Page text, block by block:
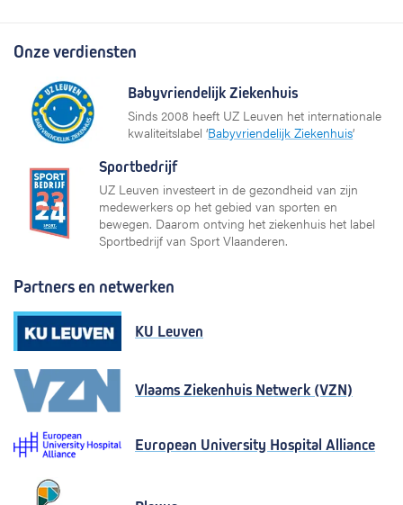
Onze verdiensten
Babyvriendelijk Ziekenhuis
Sinds 2008 heeft UZ Leuven het internationale
kwaliteitslabel ‘Babyvriendelijk Ziekenhuis’
Sportbedrijf
UZ Leuven investeert in de gezondheid van zijn
medewerkers op het gebied van sporten en
bewegen. Daarom ontving het ziekenhuis het label
Sportbedrijf van Sport Vlaanderen.
Partners en netwerken
KU Leuven
Vlaams Ziekenhuis Netwerk (VZN)
European University Hospital Alliance